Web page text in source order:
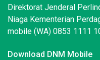
Direktorat Jenderal
Niaga Kementerian
mobile (WA) 0853 1111
Download DNM Mobile